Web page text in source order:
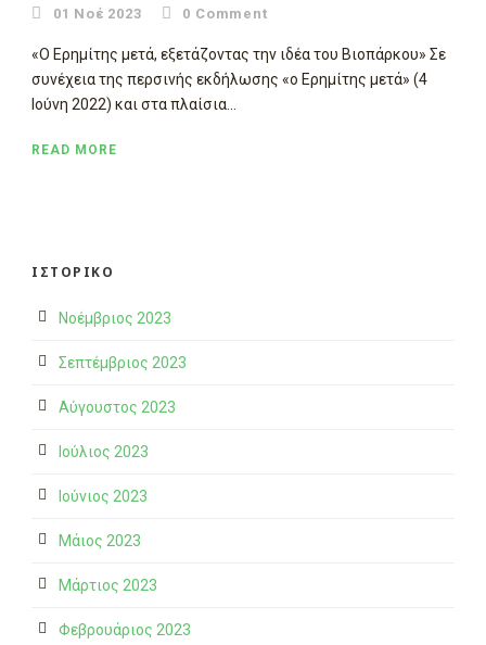
01 Νοέ 2023 0 Comment
«Ο Ερημίτης μετά, εξετάζοντας την ιδέα του Βιοπάρκου» Σε
συνέχεια της περσινής εκδήλωσης «ο Ερημίτης μετά» (4
Ιούνη 2022) και στα πλαίσια...
READ MORE
ΙΣΤΟΡΙΚΌ
Νοέμβριος 2023
Σεπτέμβριος 2023
Αύγουστος 2023
Ιούλιος 2023
Ιούνιος 2023
Μάιος 2023
Μάρτιος 2023
Φεβρουάριος 2023